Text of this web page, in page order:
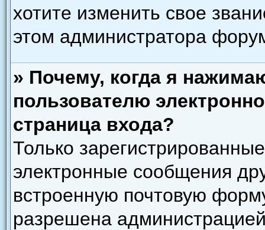
хотите изменить свое
этом администратора
» Почему, когда я
пользователю
страница входа?
Только
электронные сообщения
встроенную почтовую
разрешена